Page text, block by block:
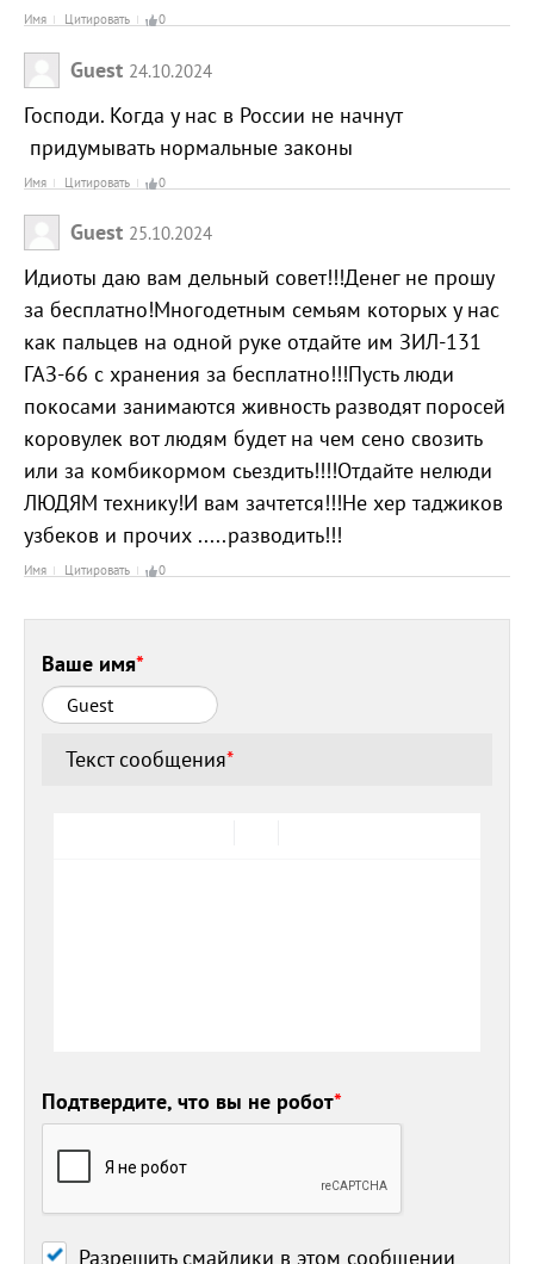
Имя Цитировать 0
Guest 24.10.2024
Господи. Когда у нас в России не начнут
придумывать нормальные законы
Имя Цитировать 0
Guest 25.10.2024
Идиоты даю вам дельный совет!!!Денег не прошу
за бесплатно!Многодетным семьям которых у нас
как пальцев на одной руке отдайте им ЗИЛ-131
ГАЗ-66 с хранения за бесплатно!!!Пусть люди
покосами занимаются живность разводят поросей
коровулек вот людям будет на чем сено свозить
или за комбикормом сьездить!!!!Отдайте нелюди
ЛЮДЯМ технику!И вам зачтется!!!Не хер таджиков
узбеков и прочих .....разводить!!!
Имя Цитировать 0
Ваше имя*
Текст сообщения*
Подтвердите, что вы не робот*
Разрешить смайлики в этом сообщении